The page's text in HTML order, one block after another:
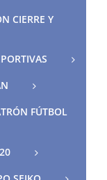
CIERRE Y
FÚTBOL